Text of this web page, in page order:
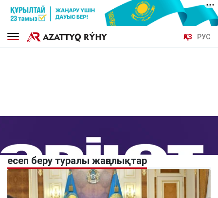
ҚАЗ РУС
есеп беру туралы жаңалықтар